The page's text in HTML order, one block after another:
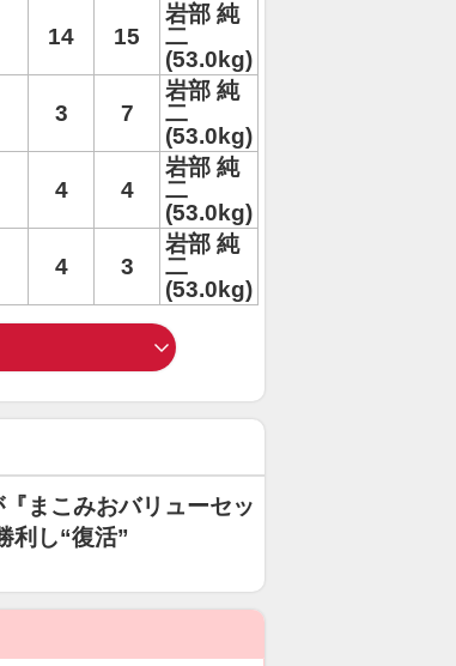
14 15
岩部 純
二
(53.0kg)
3 7
岩部 純
二
(53.0kg)
4 4
岩部 純
二
(53.0kg)
4 3
岩部 純
二
(53.0kg)
まこみおバリューセッ
利し“復活”